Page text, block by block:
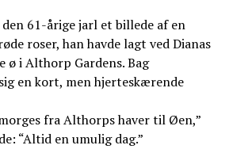
61-årige jarl et billede af en
roser, han havde lagt ved Dianas
ø i Althorp Gardens. Bag
en kort, men hjerteskærende
fra Althorps haver til Øen,”
“Altid en umulig dag.”